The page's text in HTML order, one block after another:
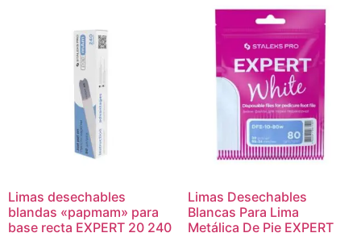
Limas desechables
blandas «papmam» para
base recta EXPERT 20 240
Limas Desechables
Blancas Para Lima
Metálica De Pie EXPERT